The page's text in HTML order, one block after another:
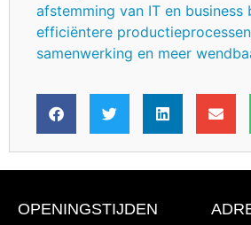
afstemming van IT en business
efficiëntere
samenwerking en meer
OPENINGSTIJDEN